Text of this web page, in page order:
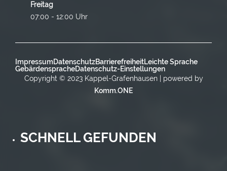
Freitag
07:00 - 12:00 Uhr
ImpressumDatenschutzBarrierefreiheitLeichte Sprache
GebärdenspracheDatenschutz-Einstellungen
Copyright © 2023 Kappel-Grafenhausen | powered by
Komm.ONE
SCHNELL GEFUNDEN